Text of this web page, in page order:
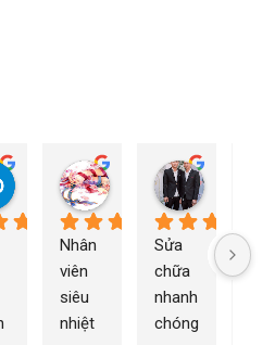
so young
2 năm trước
My Nguyễn
2 năm trước
Nhân
viên
siêu
nhiệt
Sửa
chữa
nhanh
chóng
n